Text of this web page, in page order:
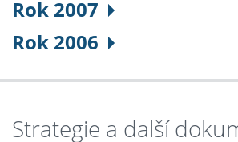
Rok 2007
Rok 2006
Strategie a další